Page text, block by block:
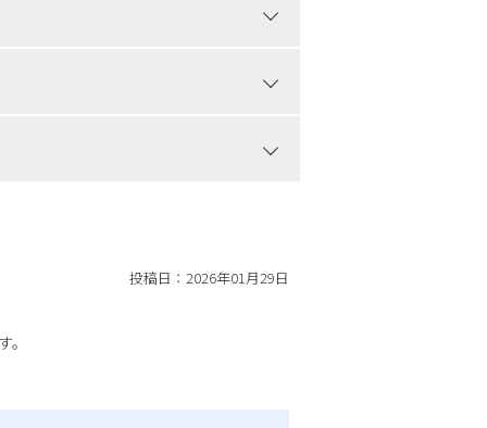
投稿日： 2026年01月29日